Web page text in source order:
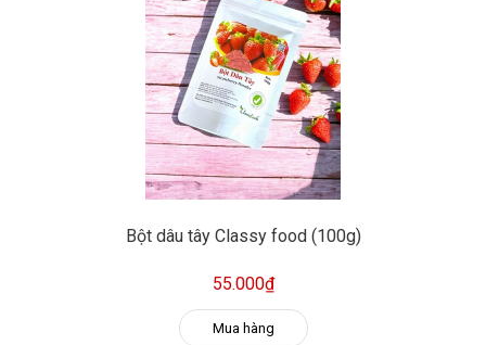
Bột dâu tây Classy food (100g)
55.000₫
Mua hàng